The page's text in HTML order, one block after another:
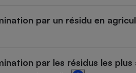
par un résidu en
par les résidus les plus
alimentaire